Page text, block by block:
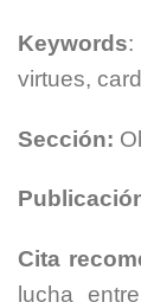
Keywords:
virtues,
Sección:
Cita
lucha